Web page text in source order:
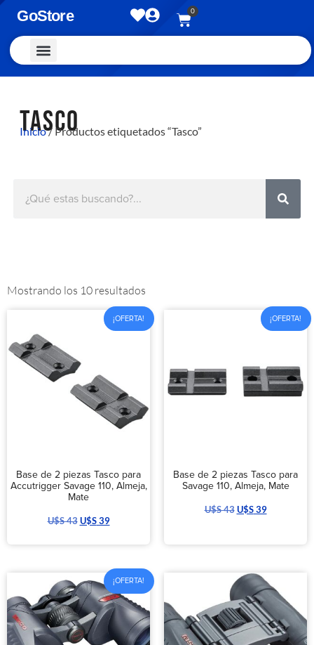
GoStore 0
TASCO
Inicio/ Productos etiquetados “Tasco”
Mostrando los 10 resultados
¡OFERTA!
Base de 2 piezas Tasco para
Accutrigger Savage 110, Almeja,
Mate
U$S43 U$S39
¡OFERTA!
Base de 2 piezas Tasco para
Savage 110, Almeja, Mate
U$S43 U$S39
¡OFERTA!